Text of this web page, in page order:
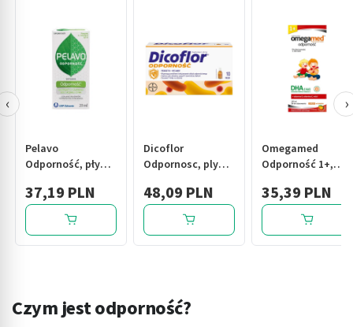
Pelavo
Odporność, płyn,
37,19 PLN
Dicoflor
Odpornosc, plyn,
48,09 PLN
Omegamed
Odporność 1+,
35,39 PLN
‹ ›
Czym jest odporność?